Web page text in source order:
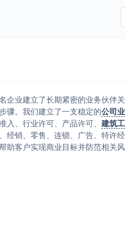
企业建立了长期紧密的业务伙伴关
骤。我们建立了一支稳定的公司
、行业许可、产品许可、 建筑工
经销、零售、连锁、广告、特许
助客户实现商业目标并防范相关风